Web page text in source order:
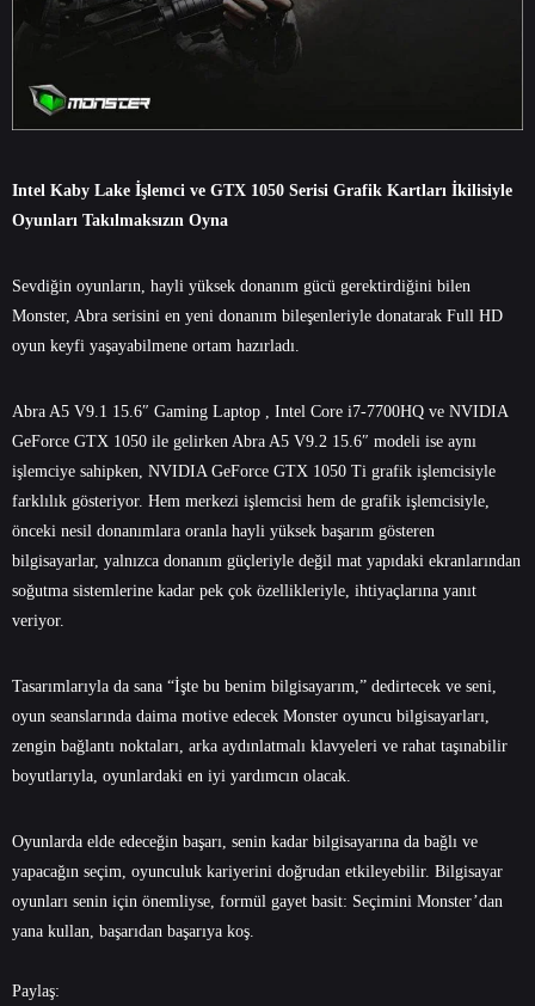
Intel Kaby Lake İşlemci ve GTX 1050 Serisi Grafik Kartları İkilisiyle
Oyunları Takılmaksızın Oyna
Sevdiğin oyunların, hayli yüksek donanım gücü gerektirdiğini bilen
Monster, Abra serisini en yeni donanım bileşenleriyle donatarak Full HD
oyun keyfi yaşayabilmene ortam hazırladı.
Abra A5 V9.1 15.6″ Gaming Laptop , Intel Core i7-7700HQ ve NVIDIA
GeForce GTX 1050 ile gelirken Abra A5 V9.2 15.6″ modeli ise aynı
işlemciye sahipken, NVIDIA GeForce GTX 1050 Ti grafik işlemcisiyle
farklılık gösteriyor. Hem merkezi işlemcisi hem de grafik işlemcisiyle,
önceki nesil donanımlara oranla hayli yüksek başarım gösteren
bilgisayarlar, yalnızca donanım güçleriyle değil mat yapıdaki ekranlarından
soğutma sistemlerine kadar pek çok özellikleriyle, ihtiyaçlarına yanıt
veriyor.
Tasarımlarıyla da sana “İşte bu benim bilgisayarım,” dedirtecek ve seni,
oyun seanslarında daima motive edecek Monster oyuncu bilgisayarları,
zengin bağlantı noktaları, arka aydınlatmalı klavyeleri ve rahat taşınabilir
boyutlarıyla, oyunlardaki en iyi yardımcın olacak.
Oyunlarda elde edeceğin başarı, senin kadar bilgisayarına da bağlı ve
yapacağın seçim, oyunculuk kariyerini doğrudan etkileyebilir. Bilgisayar
oyunları senin için önemliyse, formül gayet basit: Seçimini Monster’dan
yana kullan, başarıdan başarıya koş.
Paylaş: